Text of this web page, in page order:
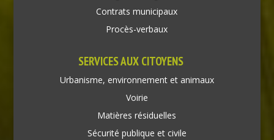
Contrats municipaux
Procès-verbaux
SERVICES AUX CITOYENS
Urbanisme, environnement et animaux
Voirie
Matières résiduelles
Sécurité publique et civile